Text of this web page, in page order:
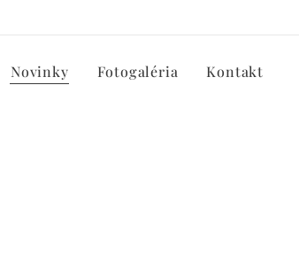
Novinky Fotogaléria Kontakt